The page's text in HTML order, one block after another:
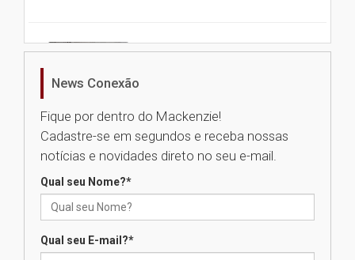
Nova apresentação do Centro
Universidade Mackenzie
realizará nova edição da Feira
das novas tecnologias em
News Conexão
Fique por dentro do Mackenzie!
Cadastre-se em segundos e receba nossas
notícias e novidades direto no seu e-mail.
Qual seu Nome?*
Qual seu E-mail?*